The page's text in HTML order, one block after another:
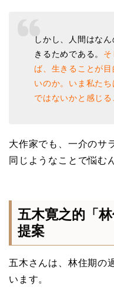
しかし、人間はな
きるためである。
ば、生きることが
いのか。いま私た
ではないかと感じる
大作家でも、一介のサ
同じようなことで悩む
五木寛之的「
提案
五木さんは、林住期の
います。